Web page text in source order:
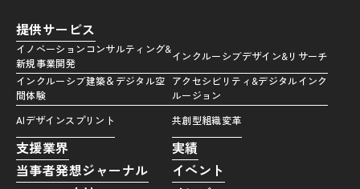
提供サービス
イノベーションコンサルティング&
新規事業開発
インクルーシブデザイン&リサーチ
インクルーシブ建築＆デジタル空
間体験
アクセシビリティ&デジタルインク
ルージョン
AIデザインスプリント
共創型組織変革
支援業界
実績
当事者発想ジャーナル
イベント